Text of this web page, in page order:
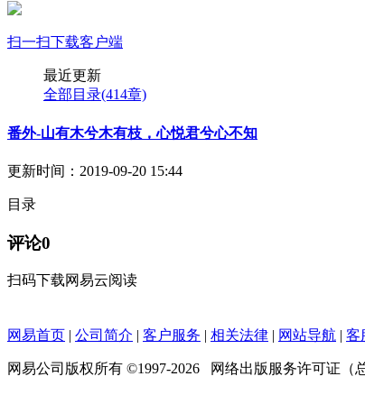
扫一扫下载客户端
最近更新
全部目录(414章)
番外-山有木兮木有枝，心悦君兮心不知
更新时间：2019-09-20 15:44
目录
评论0
扫码下载网易云阅读
网易首页 | 公司简介 | 客户服务 | 相关法律 | 网站导航 | 客
网易公司版权所有 ©1997-2026 网络出版服务许可证（